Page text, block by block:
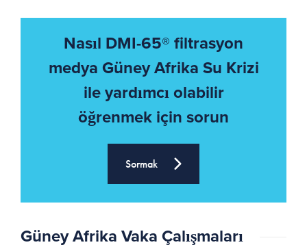
Nasıl DMI-65® filtrasyon
medya Güney Afrika Su Krizi
ile yardımcı olabilir
öğrenmek için sorun
Sormak
Güney Afrika Vaka Çalışmaları